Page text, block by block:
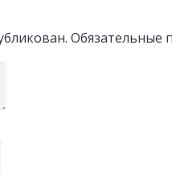
Обязательные